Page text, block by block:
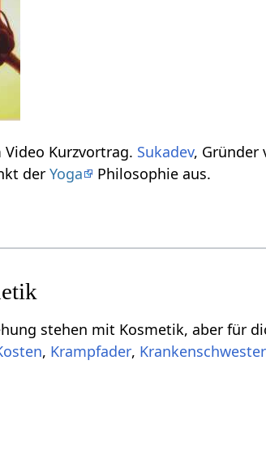
Thema Kosmetik‏‎ in diesem Video Kurzvortrag. Sukadev, Gründer
Standpunkt derYoga Philosophie aus.
für dich vielleicht doch interessant
, ,